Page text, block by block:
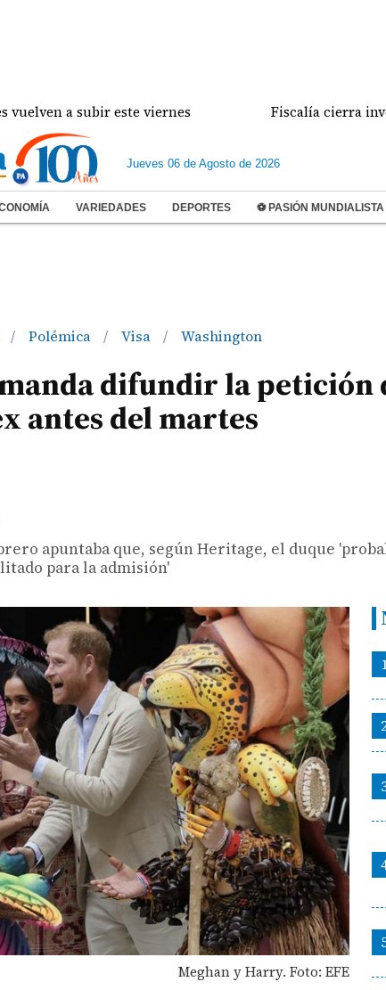
a subir este viernes Fiscalía cierra
Jueves 06 de Agosto de 2026
VARIEDADES DEPORTES ⚽ PASIÓN
/ Polémica / Visa / Washington
manda difundir la petición
antes del martes
apuntaba que, según Heritage, el duque
para la admisión'
Meghan y Harry. Foto: EFE